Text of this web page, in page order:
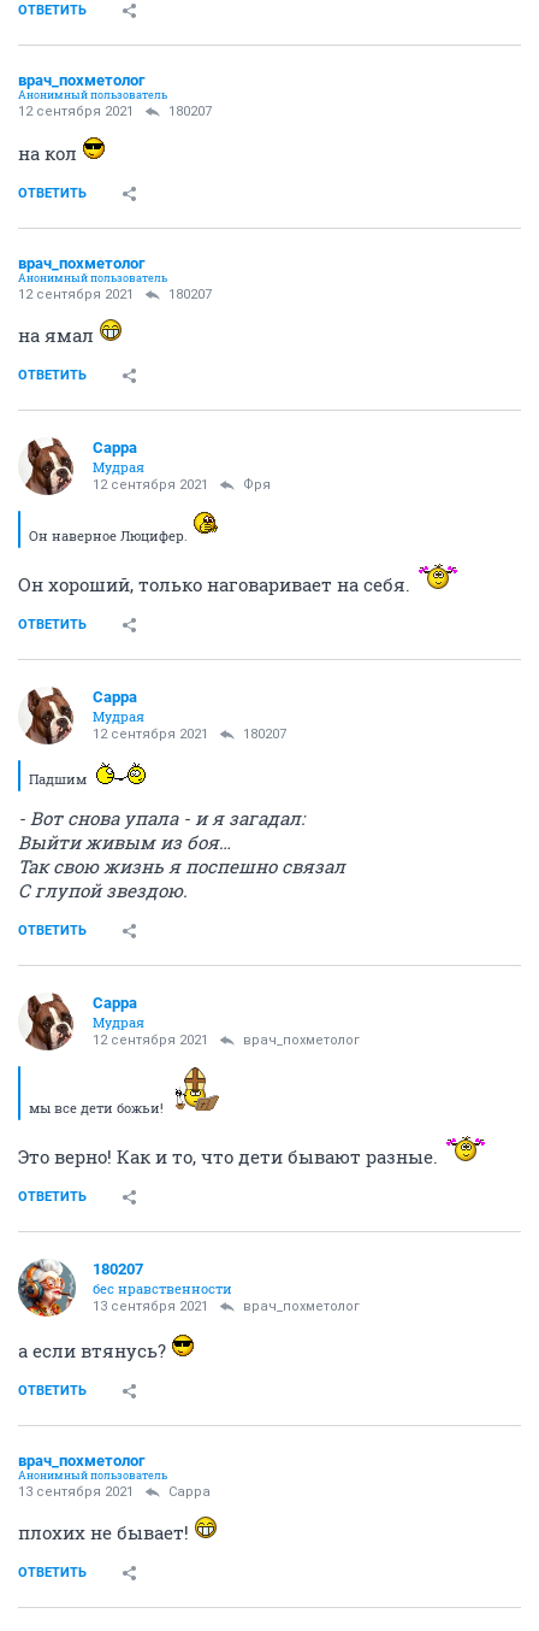
ОТВЕТИТЬ
врач_похметолог
Анонимный пользователь
12 сентября 2021 180207
на кол
ОТВЕТИТЬ
врач_похметолог
Анонимный пользователь
12 сентября 2021 180207
на ямал
ОТВЕТИТЬ
Сарра
Мудрая
12 сентября 2021 Фря
Он наверное Люцифер.
Он хороший, только наговаривает на себя.
ОТВЕТИТЬ
Сарра
Мудрая
12 сентября 2021 180207
Падшим
- Вот снова упала - и я загадал:
Выйти живым из боя…
Так свою жизнь я поспешно связал
С глупой звездою.
ОТВЕТИТЬ
Сарра
Мудрая
12 сентября 2021 врач_похметолог
мы все дети божьи!
Это верно! Как и то, что дети бывают разные.
ОТВЕТИТЬ
180207
бес нравственности
13 сентября 2021 врач_похметолог
а если втянусь?
ОТВЕТИТЬ
врач_похметолог
Анонимный пользователь
13 сентября 2021 Сарра
плохих не бывает!
ОТВЕТИТЬ